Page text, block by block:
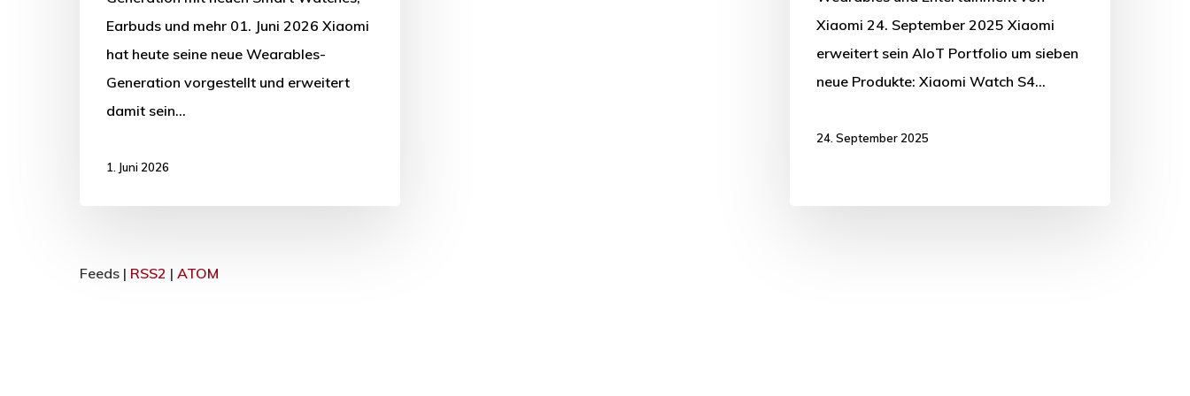
Earbuds und mehr 01. Juni 2026 Xiaomi
hat heute seine neue Wearables-
Generation vorgestellt und erweitert
damit sein…
1. Juni 2026
Xiaomi 24. September 2025 Xiaomi
erweitert sein AIoT Portfolio um sieben
neue Produkte: Xiaomi Watch S4…
24. September 2025
Feeds | RSS2 | ATOM